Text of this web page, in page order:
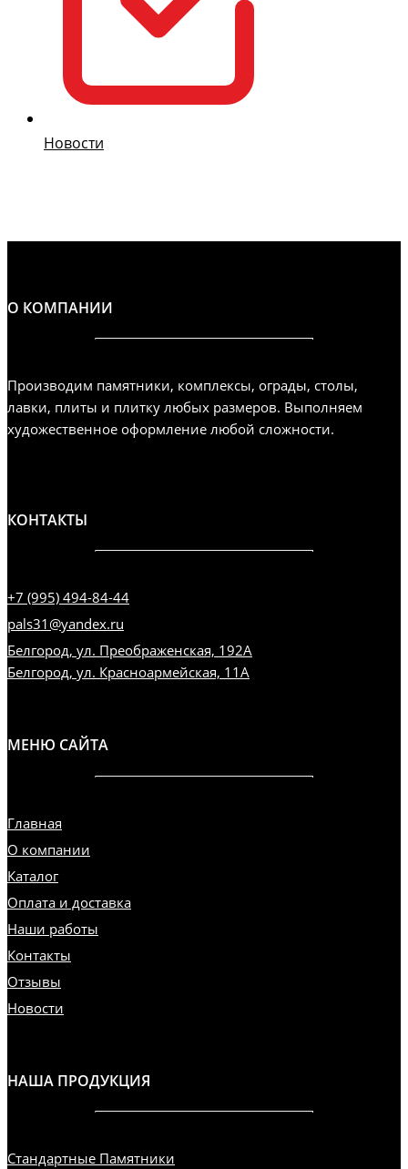
Новости
О КОМПАНИИ
Производим памятники, комплексы, ограды, столы,
лавки, плиты и плитку любых размеров. Выполняем
художественное оформление любой сложности.
КОНТАКТЫ
+7 (995) 494-84-44
pals31@yandex.ru
Белгород, ул. Преображенская, 192А
Белгород, ул. Красноармейская, 11А
МЕНЮ САЙТА
Главная
О компании
Каталог
Оплата и доставка
Наши работы
Контакты
Отзывы
Новости
НАША ПРОДУКЦИЯ
Стандартные Памятники